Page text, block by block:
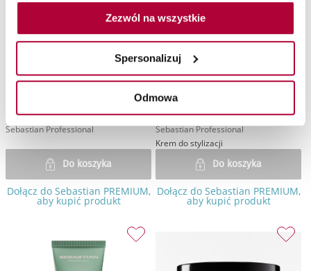
Zezwól na wszystkie
Spersonalizuj
Odmowa
Szampon nawilżający
Sebastian Professional
Do koszyka
Dołącz do Sebastian PREMIUM,
aby kupić produkt
NO.BREAKER krem do
stylizacji i pielęgnacji bez
spłukiwania, 145 ml
Sebastian Professional
Krem do stylizacji
Do koszyka
Dołącz do Sebastian PREMIUM,
aby kupić produkt